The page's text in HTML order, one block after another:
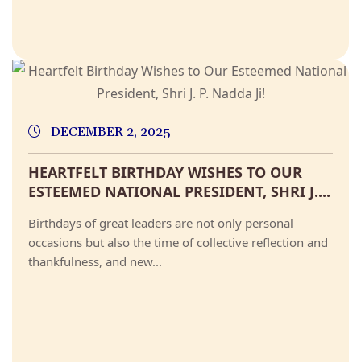
DECEMBER 2, 2025
HEARTFELT BIRTHDAY WISHES TO OUR
ESTEEMED NATIONAL PRESIDENT, SHRI J....
Birthdays of great leaders are not only personal
occasions but also the time of collective reflection and
thankfulness, and new...